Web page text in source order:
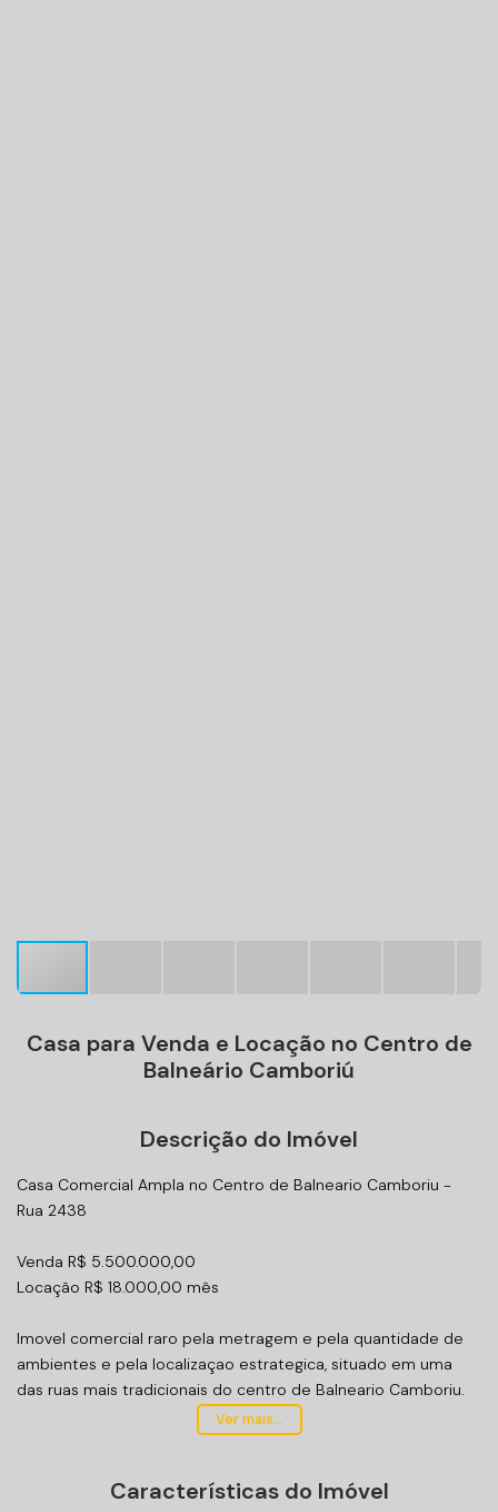
Casa para Venda e Locação no Centro de
Balneário Camboriú
Descrição do Imóvel
Casa Comercial Ampla no Centro de Balneario Camboriu -
Rua 2438
Venda R$ 5.500.000,00
Locação R$ 18.000,00 mês
Imovel comercial raro pela metragem e pela quantidade de
ambientes e pela localizaçao estrategica, situado em uma
das ruas mais tradicionais do centro de Balneario Camboriu.
Com dois pavimentos e excelente distribuição interna, esta
corporativos, sedes administrativas, escolas, consultorios ou
Ver mais...
Características do Imóvel